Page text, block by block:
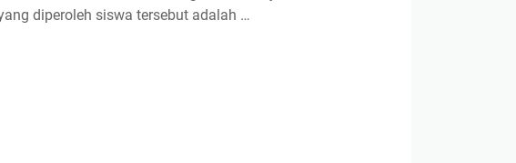
diperoleh siswa tersebut adalah …